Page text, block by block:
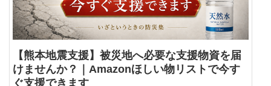
【熊本地震支援】被災地へ必要な支援物資を届
けませんか？｜Amazonほしい物リストで今す
ぐ支援できます